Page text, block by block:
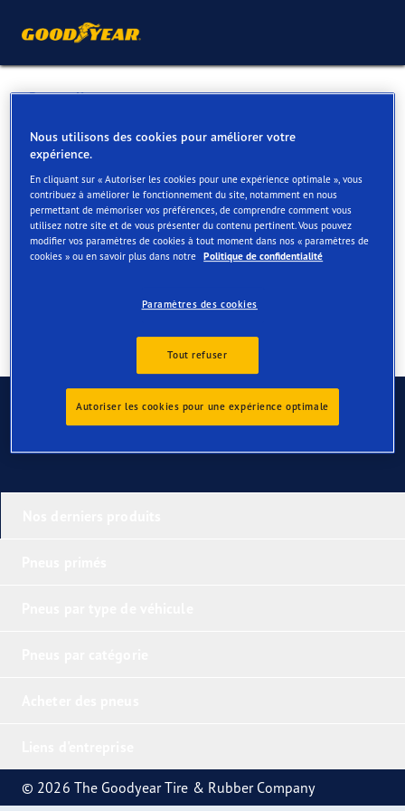
Retour liste
VANSPRINGEL ET FILS SA
Services disponibles en ligne et en magasin
Contact Services
Contactez-nous
© 2026 The Goodyear Tire & Rubber Company
Nous utilisons des cookies pour améliorer votre
expérience.
En cliquant sur « Autoriser les cookies pour une expérience optimale », vous
contribuez à améliorer le fonctionnement du site, notamment en nous
permettant de mémoriser vos préférences, de comprendre comment vous
utilisez notre site et de vous présenter du contenu pertinent. Vous pouvez
modifier vos paramètres de cookies à tout moment dans nos « paramètres de
cookies » ou en savoir plus dans notre Politique de confidentialité
Paramètres des cookies
Tout refuser
Autoriser les cookies pour une expérience optimale